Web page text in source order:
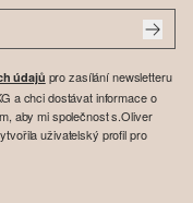
údajů pro zasílání newsletteru
a chci dostávat informace o
aby mi společnost s.Oliver
uživatelský profil pro